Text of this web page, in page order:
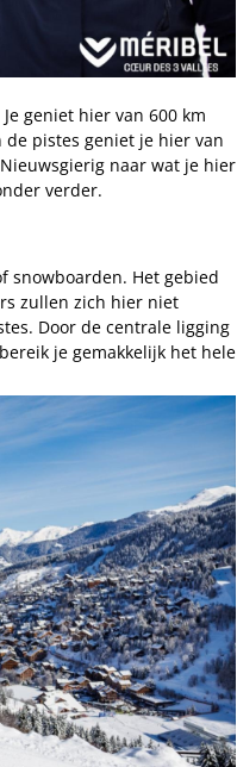
geniet hier van 600 km
pistes geniet je hier van
naar wat je hier
verder.
snowboarden. Het gebied
zullen zich hier niet
Door de centrale ligging
je gemakkelijk het hele